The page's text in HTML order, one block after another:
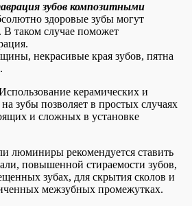
зубов композитными
здоровые зубы могут
В таком случае поможет
некрасивые края зубов, пятна
керамических и
зубы позволяет в простых случаях
и сложных в установке
люминиры рекомендуется ставить
повышенной стираемости зубов,
зубах, для скрытия сколов и
межзубных промежутках.